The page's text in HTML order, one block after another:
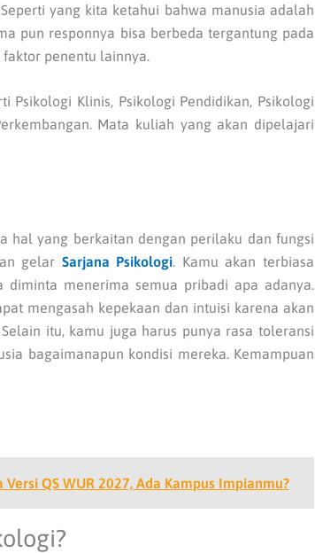
yang kita ketahui bahwa manusia adalah
pun responnya bisa berbeda tergantung pada
faktor penentu lainnya.
Psikologi Klinis, Psikologi Pendidikan, Psikologi
Mata kuliah yang akan dipelajari
hal yang berkaitan dengan perilaku dan fungsi
gelar Sarjana Psikologi. Kamu akan terbiasa
menerima semua pribadi apa adanya.
mengasah kepekaan dan intuisi karena akan
itu, kamu juga harus punya rasa toleransi
bagaimanapun kondisi mereka. Kemampuan
QS WUR 2027, Ada Kampus Impianmu?